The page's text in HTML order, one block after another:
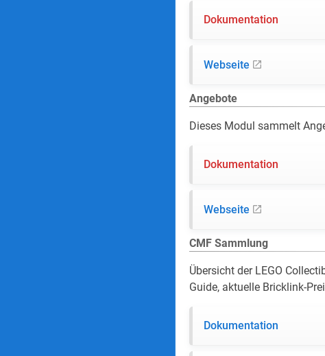
Dokumentation
Webseite
Angebote
Dieses Modul sammelt
Dokumentation
Webseite
CMF Sammlung
Übersicht der LEGO
Guide, aktuelle Bricklink-
Dokumentation